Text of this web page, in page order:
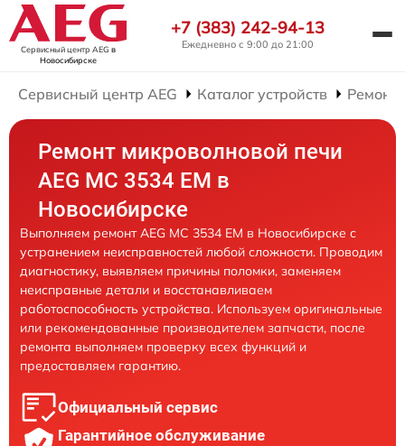
Сервисный центр AEG в
Новосибирске
+7 (383) 242-94-13
Ежедневно с 9:00 до 21:00
Сервисный центр AEG Каталог устройств Ремонт
Ремонт микроволновой печи
AEG MC 3534 EM в
Новосибирске
Выполняем ремонт AEG MC 3534 EM в Новосибирске с
устранением неисправностей любой сложности. Проводим
диагностику, выявляем причины поломки, заменяем
неисправные детали и восстанавливаем
работоспособность устройства. Используем оригинальные
или рекомендованные производителем запчасти, после
ремонта выполняем проверку всех функций и
предоставляем гарантию.
Официальный сервис
Гарантийное обслуживание